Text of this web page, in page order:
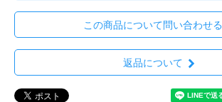
この商品について問い合わせる
返品について